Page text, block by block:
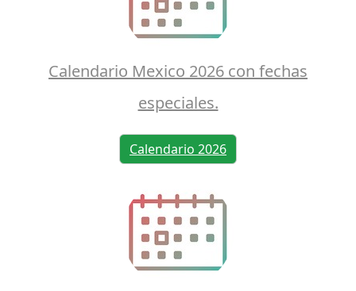
Calendario Mexico 2026 con fechas
especiales.
Calendario 2026